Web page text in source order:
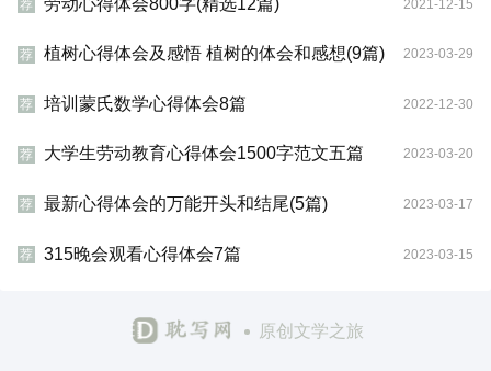
荐 2021-12-15
荐 植树心得体会及感悟 植树的体会和感想(9篇) 2023-03-29
荐 培训蒙氏数学心得体会8篇 2022-12-30
荐 大学生劳动教育心得体会1500字范文五篇 2023-03-20
荐 最新心得体会的万能开头和结尾(5篇) 2023-03-17
荐 315晚会观看心得体会7篇 2023-03-15
原创文学之旅